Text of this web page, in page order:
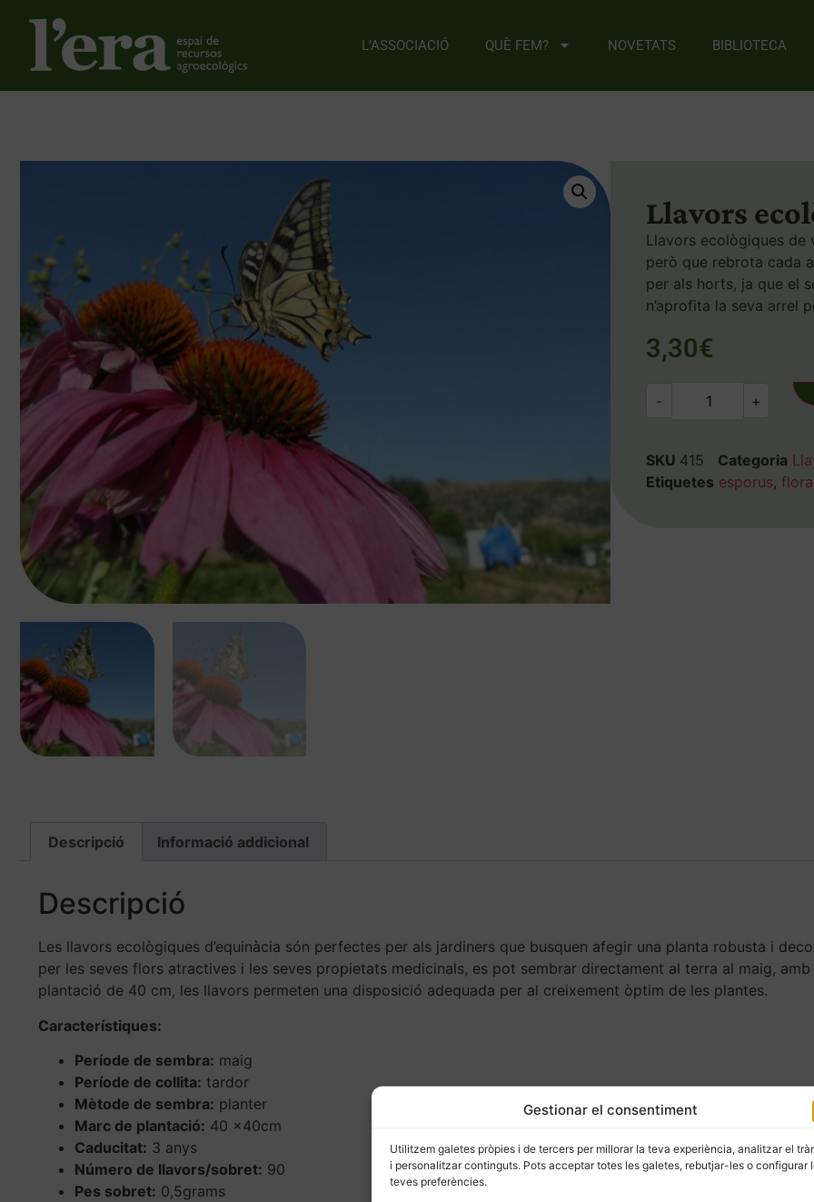
Gestionar el consentiment
Utilitzem galetes pròpies i de tercers per millorar la teva experiència, analitzar el
i personalitzar continguts. Pots acceptar totes les galetes, rebutjar-les o configurar
teves preferències.
L’ASSOCIACIÓ QUÈ FEM? NOVETATS BIBLIOTECA
Llavors
Llavors ecològiques de
però que rebrota cada
per als horts, ja que el
n’aprofita la seva arrel
3,30€
- +
SKU 415 Categoria
Etiquetes esporus,
Descripció Informació addicional
Descripció
Les llavors ecològiques d’equinàcia són perfectes per als jardiners que busquen afegir una planta robusta i
per les seves flors atractives i les seves propietats medicinals, es pot sembrar directament al terra al maig,
plantació de 40 cm, les llavors permeten una disposició adequada per al creixement òptim de les plantes.
Característiques:
Període de sembra: maig
Període de collita: tardor
Mètode de sembra: planter
Marc de plantació: 40 x40cm
Caducitat: 3 anys
Número de llavors/sobret: 90
Pes sobret: 0,5grams